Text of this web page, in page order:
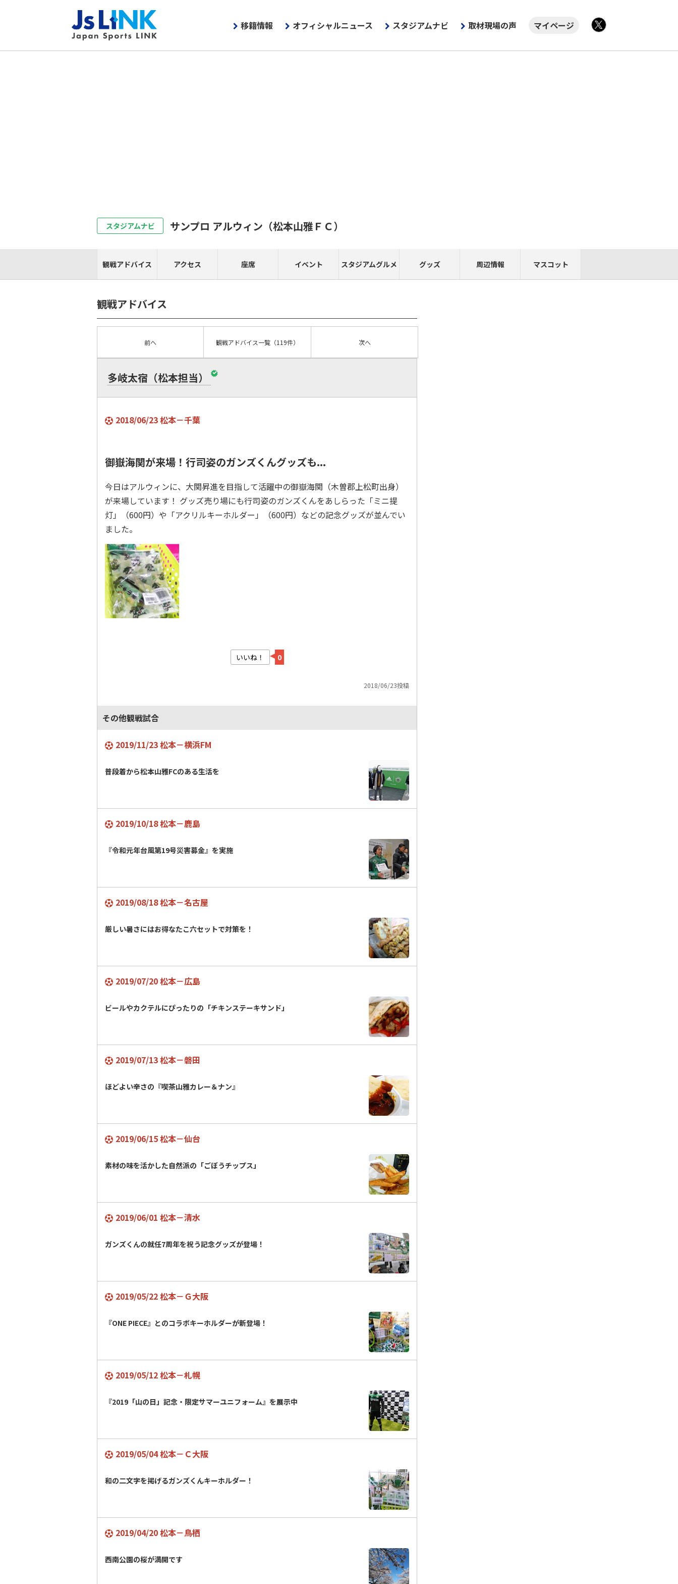
移籍情報 オフィシャルニュース スタジアムナビ 取材現場の声
マイページ
スタジアムナビ サンプロ アルウィン （松本山雅ＦＣ）
観戦アドバイス アクセス 座席 イベント スタジアムグルメ グッズ 周辺情報 マスコット
観戦アドバイス
前へ 観戦アドバイス一覧（119件） 次へ
多岐太宿（松本担当）
2018/06/23 松本－千葉
御嶽海関が来場！行司姿のガンズくんグッズも...
今日はアルウィンに、大関昇進を目指して活躍中の御嶽海関（木曽郡上松町出身）
が来場しています！ グッズ売り場にも行司姿のガンズくんをあしらった「ミニ提
灯」（600円）や「アクリルキーホルダー」（600円）などの記念グッズが並んでい
ました。
いいね！ 0
2018/06/23投稿
その他観戦試合
2019/11/23 松本－横浜FM
普段着から松本山雅FCのある生活を
2019/10/18 松本－鹿島
『令和元年台風第19号災害募金』を実施
2019/08/18 松本－名古屋
厳しい暑さにはお得なたこ六セットで対策を！
2019/07/20 松本－広島
ビールやカクテルにぴったりの「チキンステーキサンド」
2019/07/13 松本－磐田
ほどよい辛さの『喫茶山雅カレー＆ナン』
2019/06/15 松本－仙台
素材の味を活かした自然派の「ごぼうチップス」
2019/06/01 松本－清水
ガンズくんの就任7周年を祝う記念グッズが登場！
2019/05/22 松本－Ｇ大阪
『ONE PIECE』とのコラボキーホルダーが新登場！
2019/05/12 松本－札幌
『2019「山の日」記念・限定サマーユニフォーム』を展示中
2019/05/04 松本－Ｃ大阪
和の二文字を掲げるガンズくんキーホルダー！
2019/04/20 松本－鳥栖
西南公園の桜が満開です